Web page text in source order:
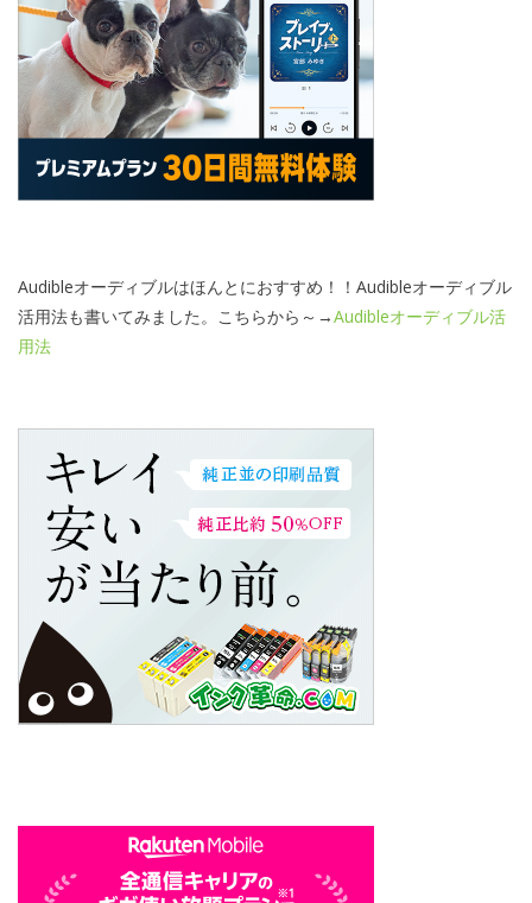
Audibleオーディブルはほんとにおすすめ！！Audibleオーディブル
活用法も書いてみました。こちらから～→Audibleオーディブル活
用法